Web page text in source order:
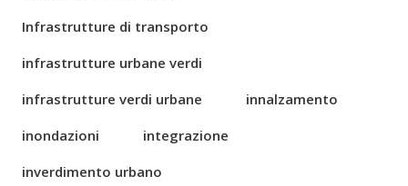
Infrastrutture di transporto
infrastrutture urbane verdi
infrastrutture verdi urbane
innalzamento
inondazioni
integrazione
inverdimento urbano